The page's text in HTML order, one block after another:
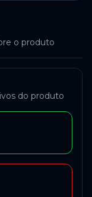
o produto
do produto